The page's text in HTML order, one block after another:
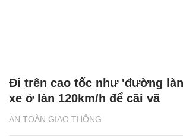
AN TOÀN GIAO THÔNG
Đi trên cao tốc như 'đường
xe ở làn 120km/h để cãi vã